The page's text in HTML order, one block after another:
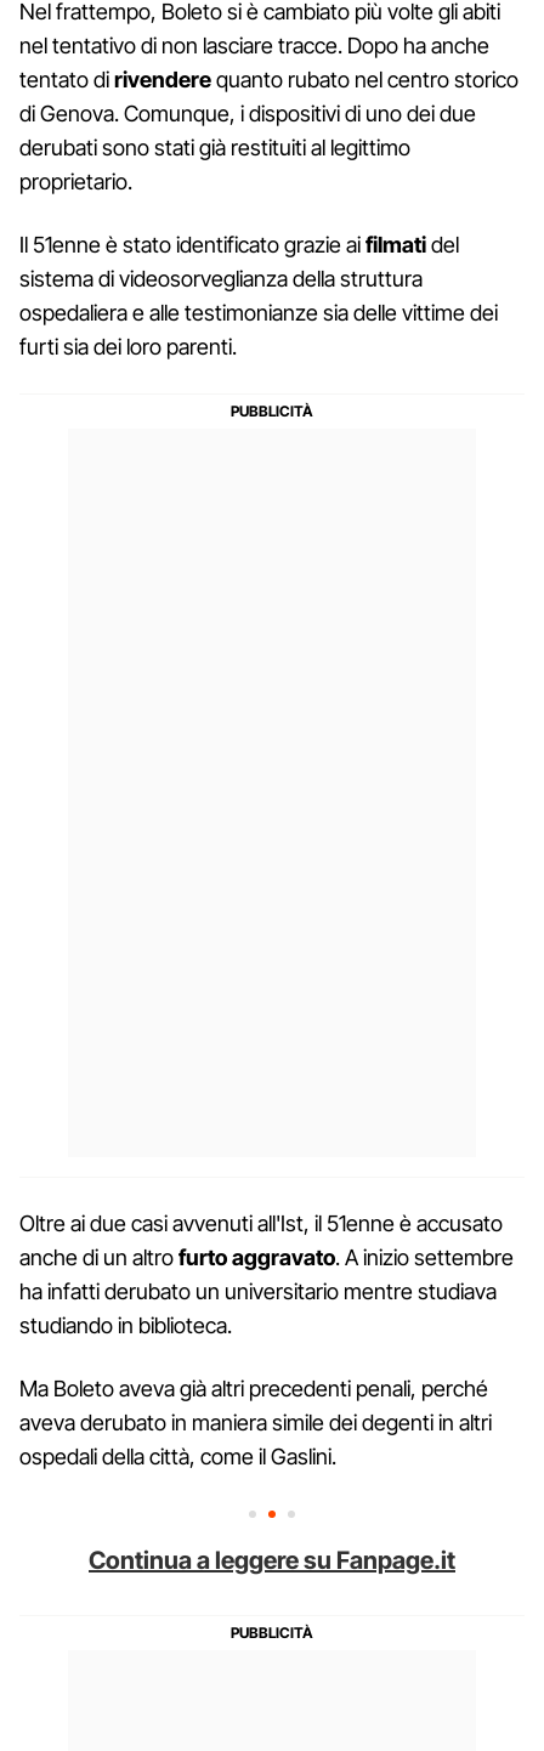
Nel frattempo, Boleto si è cambiato più volte gli abiti
nel tentativo di non lasciare tracce. Dopo ha anche
tentato dirivenderequanto rubato nel centro storico
di Genova. Comunque, i dispositivi di uno dei due
derubati sono stati già restituiti al legittimo
proprietario.
Il 51enne è stato identificato grazie aifilmatidel
sistema di videosorveglianza della struttura
ospedaliera e alle testimonianze sia delle vittime dei
furti sia dei loro parenti.
Oltre ai due casi avvenuti all'Ist, il 51enne è accusato
anche di un altrofurto aggravato. A inizio settembre
ha infatti derubato un universitario mentre studiava
studiando in biblioteca.
Ma Boleto aveva già altri precedenti penali, perché
aveva derubato in maniera simile dei degenti in altri
ospedali della città, come il Gaslini.
Continua a leggere su Fanpage.it